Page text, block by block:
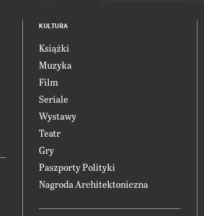
KULTURA
Książki
Muzyka
Film
Seriale
Wystawy
Teatr
Gry
Paszporty Polityki
Nagroda Architektoniczna